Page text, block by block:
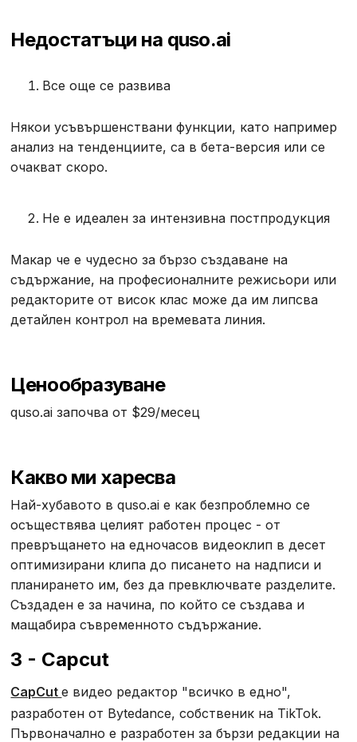
Недостатъци на quso.ai
Все още се развива
Някои усъвършенствани функции, като например
анализ на тенденциите, са в бета-версия или се
очакват скоро.
Не е идеален за интензивна постпродукция
Макар че е чудесно за бързо създаване на
съдържание, на професионалните режисьори или
редакторите от висок клас може да им липсва
детайлен контрол на времевата линия.
Ценообразуване
quso.ai започва от $29/месец
Какво ми харесва
Най-хубавото в quso.ai е как безпроблемно се
осъществява целият работен процес - от
превръщането на едночасов видеоклип в десет
оптимизирани клипа до писането на надписи и
планирането им, без да превключвате разделите.
Създаден е за начина, по който се създава и
мащабира съвременното съдържание.
3 - Capcut
CapCutе видео редактор "всичко в едно",
разработен от Bytedance, собственик на TikTok.
Първоначално е разработен за бързи редакции на